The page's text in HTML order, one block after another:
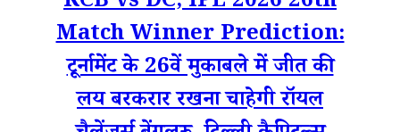
Match Winner Prediction:
टूर्नामेंट के 26वें मुकाबले में जीत की
लय बरकरार रखना चाहेगी रॉयल